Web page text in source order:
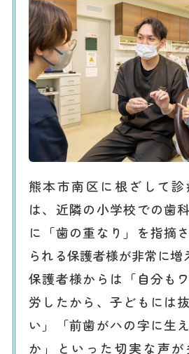
熊本市南区に根ざして
は、近隣の小学校での歯
に「歯の重なり」を指摘
られる保護者様が非常に増
保護者様からは「自分も
労したから、子どもには
い」「前歯がハの字に生
か」といった切実な声